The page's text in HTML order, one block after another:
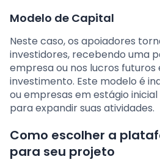
Modelo de Capital
Neste caso, os apoiadores
investidores, recebendo uma
empresa ou nos lucros
investimento. Este modelo é
ou empresas em estágio
para expandir suas atividades.
Como escolher a
para seu projeto